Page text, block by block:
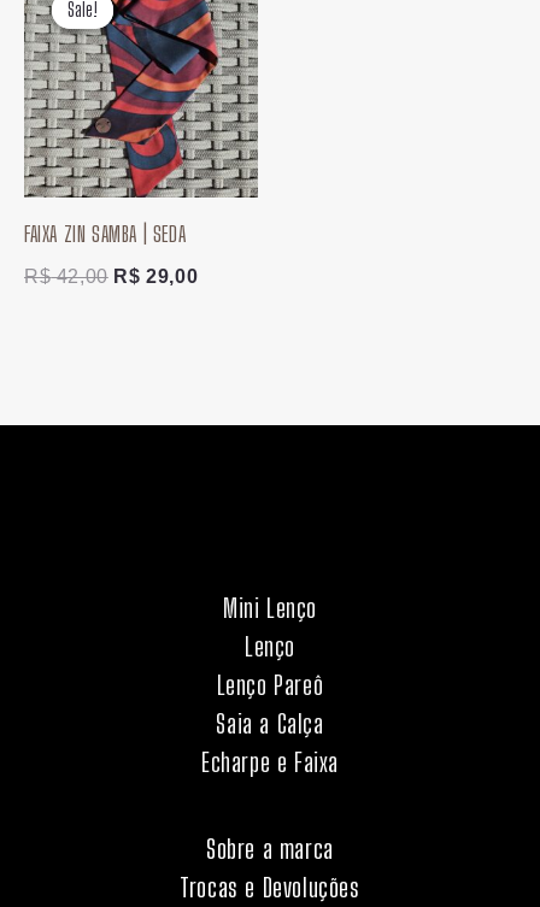
Sale!
Sale!
FAIXA ZIN SAMBA | SEDA
R$42,00
original
era:
R$ 42,00.
R$ 29,00
atual
é:
R$ 29,00.
Mini Lenço
Lenço
Lenço Pareô
Saia a Calça
Echarpe e Faixa
Sobre a marca
Trocas e Devoluções